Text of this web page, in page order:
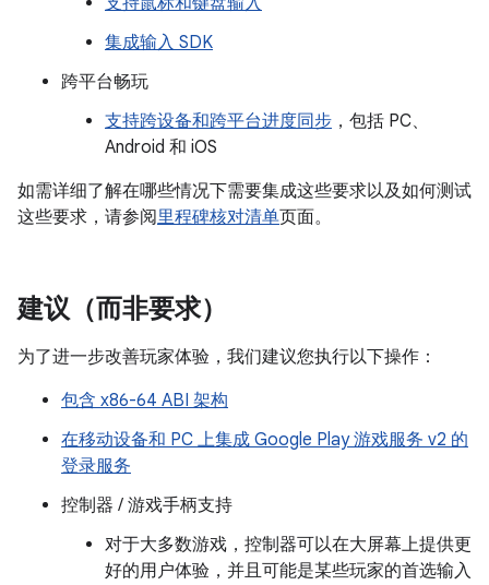
集成输入 SDK
跨平台畅玩
支持跨设备和跨平台进度同步 ，包括 PC、
Android 和 iOS
如需详细了解在哪些情况下需要集成这些要求以及如何测试
这些要求，请参阅里程碑核对清单页面。
建议（而非要求）
为了进一步改善玩家体验，我们建议您执行以下操作：
包含 x86-64 ABI 架构
在移动设备和 PC 上集成 Google Play 游戏服务 v2 的
登录服务
控制器 / 游戏手柄支持
对于大多数游戏，控制器可以在大屏幕上提供更
好的用户体验，并且可能是某些玩家的首选输入